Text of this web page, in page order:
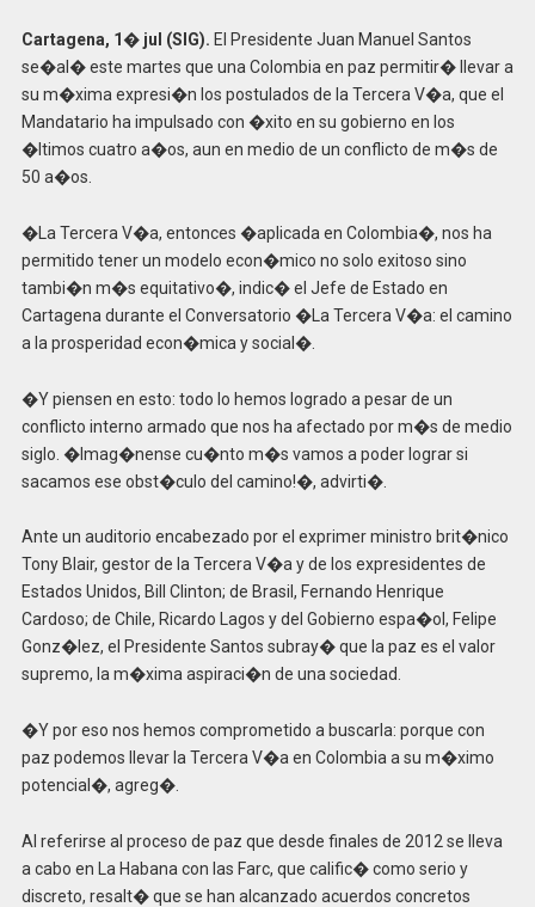
Cartagena, 1� jul (SIG). El Presidente Juan Manuel Santos
se�al� este martes que una Colombia en paz permitir� llevar a
su m�xima expresi�n los postulados de la Tercera V�a, que el
Mandatario ha impulsado con �xito en su gobierno en los
�ltimos cuatro a�os, aun en medio de un conflicto de m�s de
50 a�os.
�La Tercera V�a, entonces �aplicada en Colombia�, nos ha
permitido tener un modelo econ�mico no solo exitoso sino
tambi�n m�s equitativo�, indic� el Jefe de Estado en
Cartagena durante el Conversatorio �La Tercera V�a: el camino
a la prosperidad econ�mica y social�.
�Y piensen en esto: todo lo hemos logrado a pesar de un
conflicto interno armado que nos ha afectado por m�s de medio
siglo. �Imag�nense cu�nto m�s vamos a poder lograr si
sacamos ese obst�culo del camino!�, advirti�.
Ante un auditorio encabezado por el exprimer ministro brit�nico
Tony Blair, gestor de la Tercera V�a y de los expresidentes de
Estados Unidos, Bill Clinton; de Brasil, Fernando Henrique
Cardoso; de Chile, Ricardo Lagos y del Gobierno espa�ol, Felipe
Gonz�lez, el Presidente Santos subray� que la paz es el valor
supremo, la m�xima aspiraci�n de una sociedad.
�Y por eso nos hemos comprometido a buscarla: porque con
paz podemos llevar la Tercera V�a en Colombia a su m�ximo
potencial�, agreg�.
Al referirse al proceso de paz que desde finales de 2012 se lleva
a cabo en La Habana con las Farc, que calific� como serio y
discreto, resalt� que se han alcanzado acuerdos concretos